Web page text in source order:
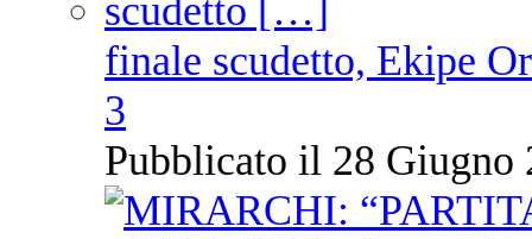
finale scudetto, Ekipe
3
Pubblicato il 28 Giugno